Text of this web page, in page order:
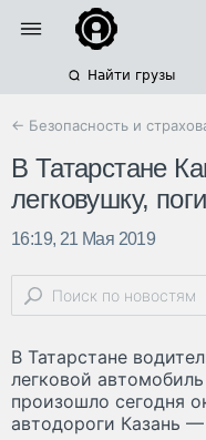
Найти грузы
← Безопасность и
В Татарстане
легковушку,
16:19, 21 Мая 2019
В Татарстане
легковой
произошло сегодня
автодороги Казань